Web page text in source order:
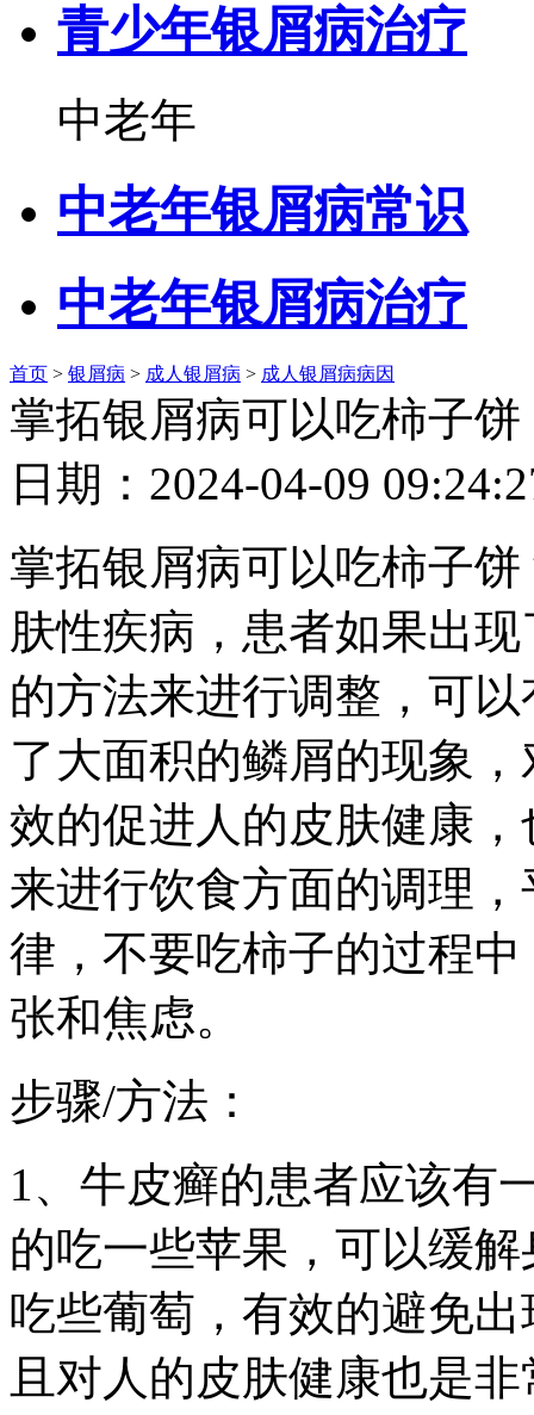
青少年银屑病治疗
中老年
中老年银屑病常识
中老年银屑病治疗
首页 > 银屑病 > 成人银屑病 > 成人银屑病病因
掌拓银屑病可以吃柿子饼
日期：2024-04-09
掌拓银屑病可以吃柿子
肤性疾病，患者如果出
的方法来进行调整，可
了大面积的鳞屑的现象
效的促进人的皮肤健康
来进行饮食方面的调理
律，不要吃柿子的过程
张和焦虑。
步骤/方法：
1、牛皮癣的患者应该有
的吃一些苹果，可以缓
吃些葡萄，有效的避免
且对人的皮肤健康也是